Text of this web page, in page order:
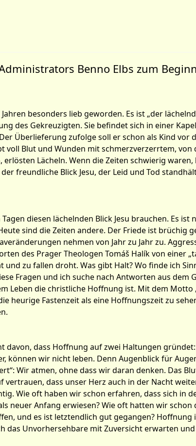
Benno Elbs zum
besonders lieb geworden. Es ist „der
des Gekreuzigten. Sie befindet sich in einer
Überlieferung zufolge soll er schon als Kind vor
voll Blut und Wunden mit schmerzverzerrtem,
Lächeln. Wenn die Zeiten schwierig
freundliche Blick Jesu, der Leid und Tod
diesen lächelnden Blick Jesu brauchen. Es
sind die Zeiten andere. Der Friede ist brüchig
nehmen von Jahr zu Jahr zu.
des Prager Theologen Tomáš Halík von einer
und zu fallen droht. Was gibt Halt? Wo finde ich
Fragen und ich suche nach Antworten aus dem
Leben die christliche Hoffnung ist. Mit dem
heurige Fastenzeit als eine Hoffnungszeit zu
davon, dass Hoffnung auf zwei Haltungen
können wir nicht leben. Denn Augenblick für
Wir atmen, ohne dass wir daran denken. Das
dass unser Herz auch in der Nacht
Wie oft haben wir schon erfahren, dass sich in
neuer Anfang erwiesen? Wie oft hatten wir
und es ist letztendlich gut gegangen?
das Unvorhersehbare mit Zuversicht erwarten